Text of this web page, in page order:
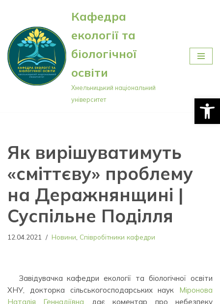
Перейти
до
вмісту
Кафедра
екології та
біологічної
освіти
Хмельницький національний
університет
Як вирішуватимуть
«сміттєву» проблему
на Деражнянщині |
Суспільне Поділля
12.04.2021 Новини Співробітники кафедри
Завідувачка кафедри екології та біологічної освіти
ХНУ, докторка сільськогосподарських наук Міронова
Наталія Геннадіївна дає коментар про небезпеку